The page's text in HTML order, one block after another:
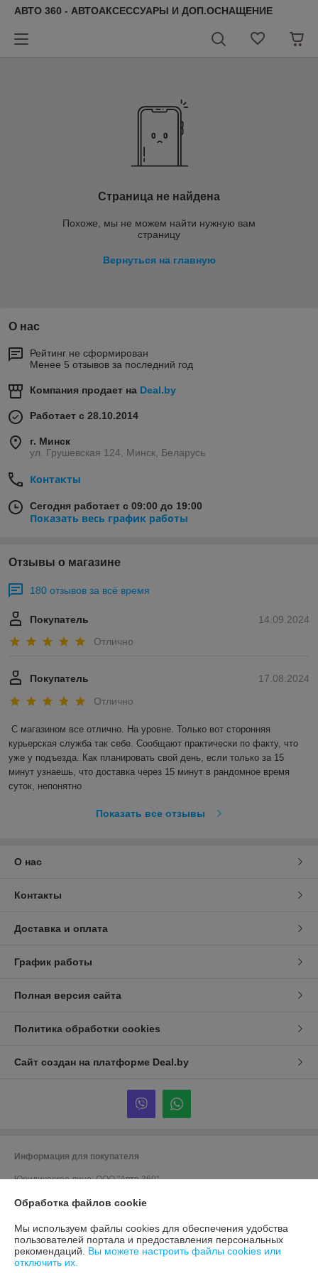
АВТО 360 - АВТОАКСЕССУАРЫ И ДОП.ОСНАЩЕНИЕ
Страница не найдена
Похоже, мы не можем найти нужную вам
страницу
Вернуться на главную
О нас
Рейтинг не сформирован
Менее 5 отзывов за последний год
Компания продает на Deal.by
Работает с 28.10.2014
г. Минск
ул. Грушевская 124, Минск, Беларусь
Контакты
Сегодня работает с 09:00 до 19:00
Показать весь график работы
Отзывы о магазине
180 отзывов за всё время
14.09.2024
Покупатель
Отлично
17.08.2024
Покупатель
Отлично
С магазином все отлично. На уровне. Только вот сторонняя
курьерская служба так себе. Сообщают практически по факту, что
уже у подъезда. Как планировать свой день, если только за 15
минут узнаешь, что доставка через 15 минут в рандомное время
суток, непонятно
Показать все отзывы
О нас
Контакты
Доставка и оплата
График работы
Полная версия сайта
Политика обработки cookies
Сайт создан на платформе Deal.by
Информация для покупателя
Юридическое лицо:ООО "Авто 360"
Регистрационный номер ЕГР: 191635176
УНП: 191635176
Регистрационный орган: Мингорисполком
Обработка файлов cookie
Мы используем файлы cookies для обеспечения удобства
пользователей портала и предоставления персональных
рекомендаций. Вы можете настроить файлы cookies или
отключить их.